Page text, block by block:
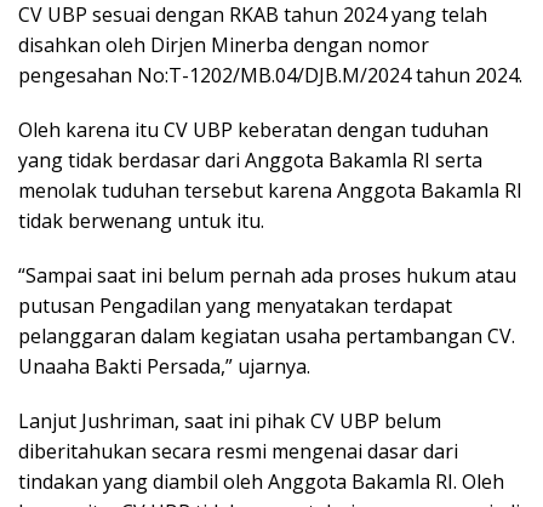
CV UBP sesuai dengan RKAB tahun 2024 yang telah
disahkan oleh Dirjen Minerba dengan nomor
pengesahan No:T-1202/MB.04/DJB.M/2024 tahun 2024.
Oleh karena itu CV UBP keberatan dengan tuduhan
yang tidak berdasar dari Anggota Bakamla RI serta
menolak tuduhan tersebut karena Anggota Bakamla RI
tidak berwenang untuk itu.
“Sampai saat ini belum pernah ada proses hukum atau
putusan Pengadilan yang menyatakan terdapat
pelanggaran dalam kegiatan usaha pertambangan CV.
Unaaha Bakti Persada,” ujarnya.
Lanjut Jushriman, saat ini pihak CV UBP belum
diberitahukan secara resmi mengenai dasar dari
tindakan yang diambil oleh Anggota Bakamla RI. Oleh